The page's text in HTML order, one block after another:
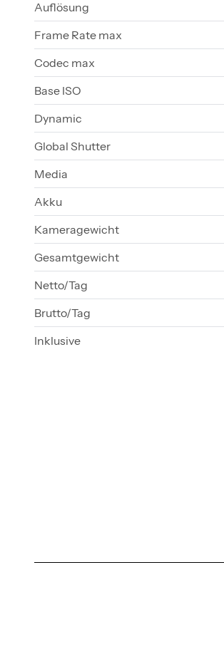
Auflösung
Frame Rate max
Codec max
Base ISO
Dynamic
Global Shutter
Media
Akku
Kameragewicht
Gesamtgewicht
Netto/Tag
Brutto/Tag
Inklusive